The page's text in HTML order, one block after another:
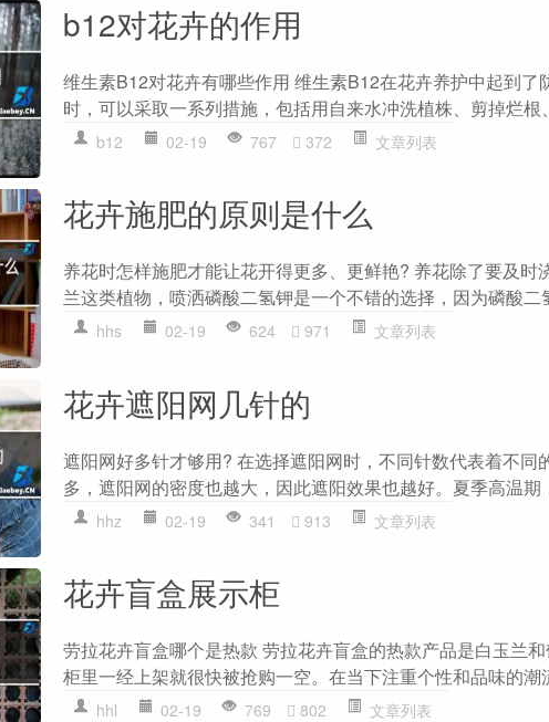
b12对花卉的作用
维生素B12对花卉有哪些作用 维生素B12在花卉养护中起到
时，可以采取一系列措施，包括用自来水冲洗植株、剪掉烂根
b12 02-19 767 372 文章列表
花卉施肥的原则是什么
养花时怎样施肥才能让花开得更多、更鲜艳? 养花除了要及
兰这类植物，喷洒磷酸二氢钾是一个不错的选择，因为磷酸二
hhs 02-19 624 971 文章列表
花卉遮阳网几针的
遮阳网好多针才够用? 在选择遮阳网时，不同针数代表着不同
多，遮阳网的密度也越大，因此遮阳效果也越好。夏季高温期
hhz 02-19 341 913 文章列表
花卉盲盒展示柜
劳拉花卉盲盒哪个是热款 劳拉花卉盲盒的热款产品是白玉兰
柜里一经上架就很快被抢购一空。在当下注重个性和品味的潮
hhl 02-19 769 802 文章列表